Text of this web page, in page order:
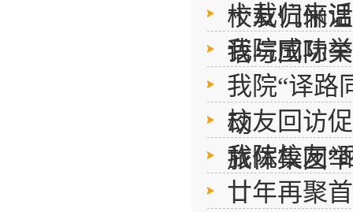
校友伉俪
十载归来
语与国际
我院成功
我院“译路
动
校友回访
旅体集团
我院校友“
廿年再聚